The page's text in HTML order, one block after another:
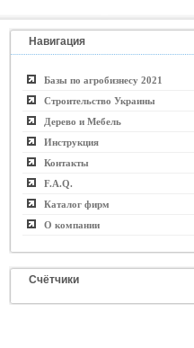
Навигация
Базы по агробизнесу 2021
Строительство Украины
Дерево и Мебель
Инструкция
Контакты
F.A.Q.
Каталог фирм
О компании
Счётчики